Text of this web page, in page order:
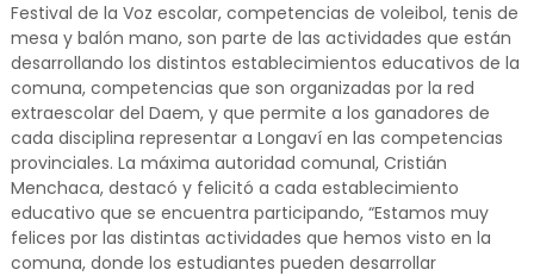
Festival de la Voz escolar, competencias de voleibol, tenis de
mesa y balón mano, son parte de las actividades que están
desarrollando los distintos establecimientos educativos de la
comuna, competencias que son organizadas por la red
extraescolar del Daem, y que permite a los ganadores de
cada disciplina representar a Longaví en las competencias
provinciales. La máxima autoridad comunal, Cristián
Menchaca, destacó y felicitó a cada establecimiento
educativo que se encuentra participando, “Estamos muy
felices por las distintas actividades que hemos visto en la
comuna, donde los estudiantes pueden desarrollar